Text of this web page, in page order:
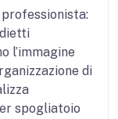
professionista:
l’immagine
di
spogliatoio